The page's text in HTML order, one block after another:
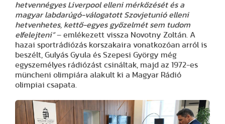
hetvennégyes Liverpool elleni mérkőzését és a
magyar labdarúgó-válogatott Szovjetunió elleni
hetvenhetes, kettő-egyes győzelmét sem tudom
elfelejteni”– emlékezett vissza Novotny Zoltán. A
hazai sportrádiózás korszakaira vonatkozóan arról is
beszélt, Gulyás Gyula és Szepesi György még
egyszemélyes rádiózást csináltak, majd az 1972-es
müncheni olimpiára alakult ki a Magyar Rádió
olimpiai csapata.